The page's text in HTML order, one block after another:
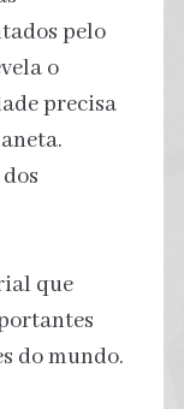
pelo
o
precisa
que
do mundo.